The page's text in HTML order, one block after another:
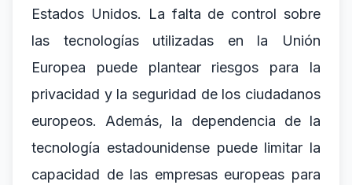
Estados Unidos. La falta de control sobre
las tecnologías utilizadas en la Unión
Europea puede plantear riesgos para la
privacidad y la seguridad de los ciudadanos
europeos. Además, la dependencia de la
tecnología estadounidense puede limitar la
capacidad de las empresas europeas para